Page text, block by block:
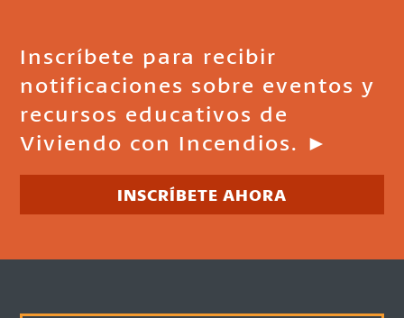
Inscríbete para recibir
notificaciones sobre eventos y
recursos educativos de
Viviendo con Incendios. ►
INSCRÍBETE AHORA